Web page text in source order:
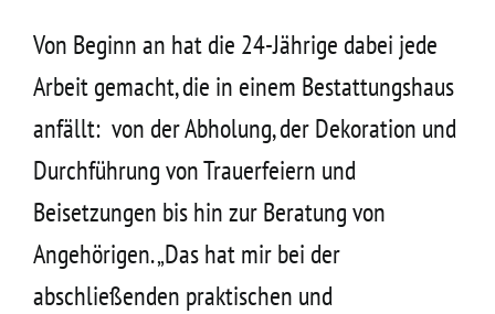
Von Beginn an hat die 24-Jährige dabei jede
Arbeit gemacht, die in einem Bestattungshaus
anfällt: von der Abholung, der Dekoration und
Durchführung von Trauerfeiern und
Beisetzungen bis hin zur Beratung von
Angehörigen. „Das hat mir bei der
abschließenden praktischen und